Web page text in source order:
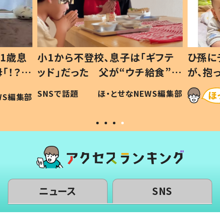
歳息
？」
編集部
小1から不登校、息子は「ギフテ
ッド」だった 父が“ウチ給食”を
作り続ける理由とは #令和の親
#令和の子
SNSで話題 ほ・とせなNEWS編集部
ひ孫
が、
「涙が
い」
ニュース SNS